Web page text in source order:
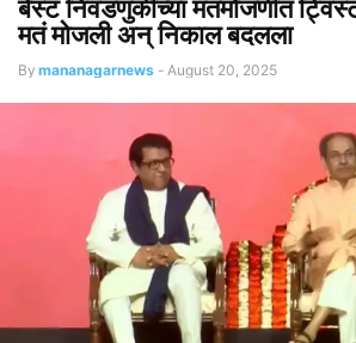
बेस्ट निवडणुकीच्या मतमोजणीत
मतं मोजली अन् निकाल बदलला
By mananagarnews - August 20, 2025